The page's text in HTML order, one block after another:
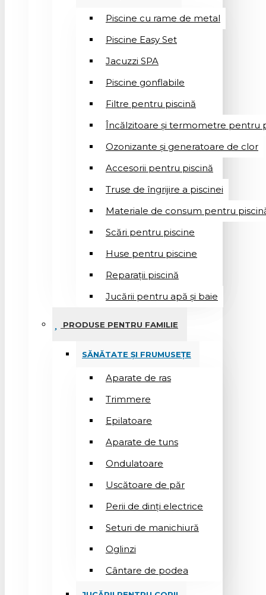
Piscine cu rame de metal
Piscine Easy Set
Jacuzzi SPA
Piscine gonflabile
Filtre pentru piscină
Încălzitoare și termometre pentru
Ozonizante și generatoare de clor
Accesorii pentru piscină
Truse de îngrijire a piscinei
Materiale de consum pentru
Scări pentru piscine
Huse pentru piscine
Reparații piscină
Jucării pentru apă și baie
PRODUSE PENTRU FAMILIE
SĂNĂTATE ȘI FRUMUSEȚE
Aparate de ras
Trimmere
Epilatoare
Aparate de tuns
Ondulatoare
Uscătoare de păr
Perii de dinți electrice
Seturi de manichiură
Oglinzi
Cântare de podea